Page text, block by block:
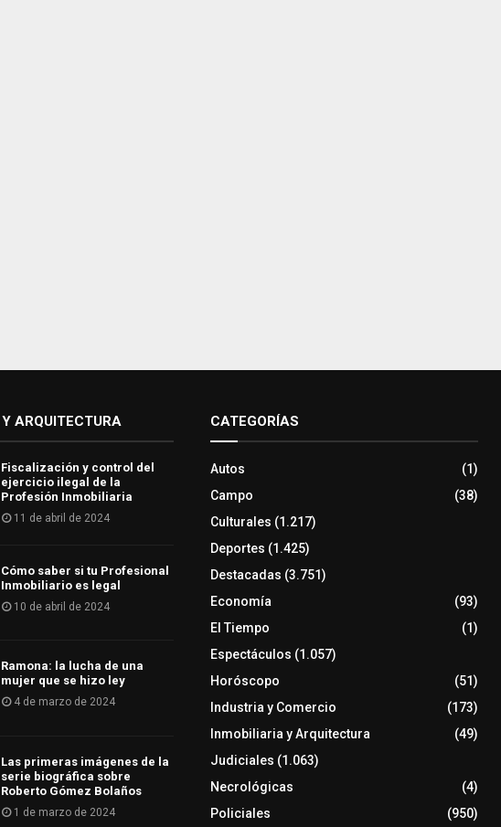
ARQUITECTURA
Fiscalización y control del
ejercicio ilegal de la
Profesión Inmobiliaria
11 de abril de 2024
Cómo saber si tu Profesional
Inmobiliario es legal
10 de abril de 2024
Ramona: la lucha de una
mujer que se hizo ley
4 de marzo de 2024
Las primeras imágenes de la
serie biográfica sobre
Roberto Gómez Bolaños
1 de marzo de 2024
CATEGORÍAS
Autos
(1)
Campo
(38)
Culturales (1.217)
Deportes (1.425)
Destacadas (3.751)
Economía
(93)
El Tiempo
(1)
Espectáculos (1.057)
Horóscopo
(51)
Industria y Comercio
(173)
Inmobiliaria y Arquitectura
(49)
Judiciales (1.063)
Necrológicas
(4)
Policiales
(950)